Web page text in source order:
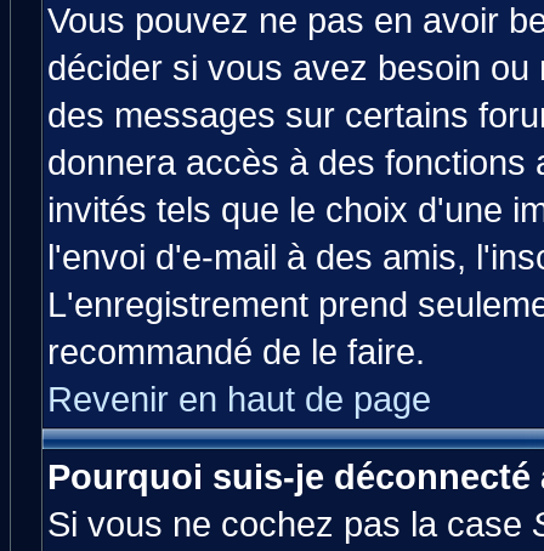
Vous pouvez ne pas en avoir
décider si vous avez besoin
des messages sur certains
donnera accès à des fonctions
invités tels que le choix d'une
l'envoi d'e-mail à des amis,
L'enregistrement prend
recommandé de le faire.
Revenir en haut de page
Pourquoi suis-je
Si vous ne cochez pas la case